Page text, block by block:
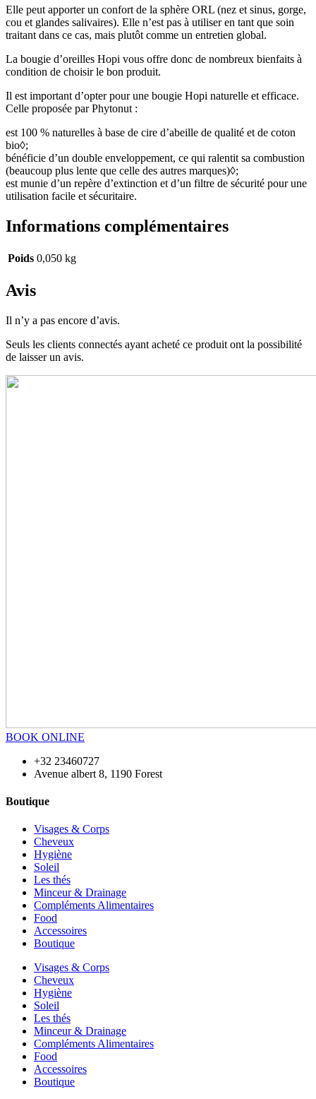
Elle peut apporter un confort de la sphère ORL (nez et sinus, gorge,
cou et glandes salivaires). Elle n’est pas à utiliser en tant que soin
traitant dans ce cas, mais plutôt comme un entretien global.
La bougie d’oreilles Hopi vous offre donc de nombreux bienfaits à
condition de choisir le bon produit.
Il est important d’opter pour une bougie Hopi naturelle et efficace.
Celle proposée par Phytonut :
est 100 % naturelles à base de cire d’abeille de qualité et de coton
bio◊;
bénéficie d’un double enveloppement, ce qui ralentit sa combustion
(beaucoup plus lente que celle des autres marques)◊;
est munie d’un repère d’extinction et d’un filtre de sécurité pour une
utilisation facile et sécuritaire.
Informations complémentaires
Poids 0,050 kg
Avis
Il n’y a pas encore d’avis.
Seuls les clients connectés ayant acheté ce produit ont la possibilité
de laisser un avis.
BOOK ONLINE
+32 23460727
Avenue albert 8, 1190 Forest
Boutique
Visages & Corps
Cheveux
Hygiène
Soleil
Les thés
Minceur & Drainage
Compléments Alimentaires
Food
Accessoires
Boutique
Visages & Corps
Cheveux
Hygiène
Soleil
Les thés
Minceur & Drainage
Compléments Alimentaires
Food
Accessoires
Boutique